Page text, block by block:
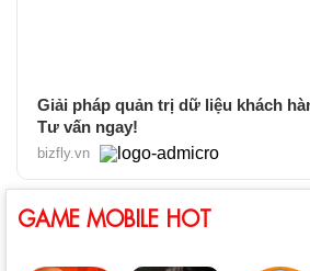
Giải pháp quản trị dữ liệu khách
Tư vấn ngay!
bizfly.vn
GAME MOBILE HOT